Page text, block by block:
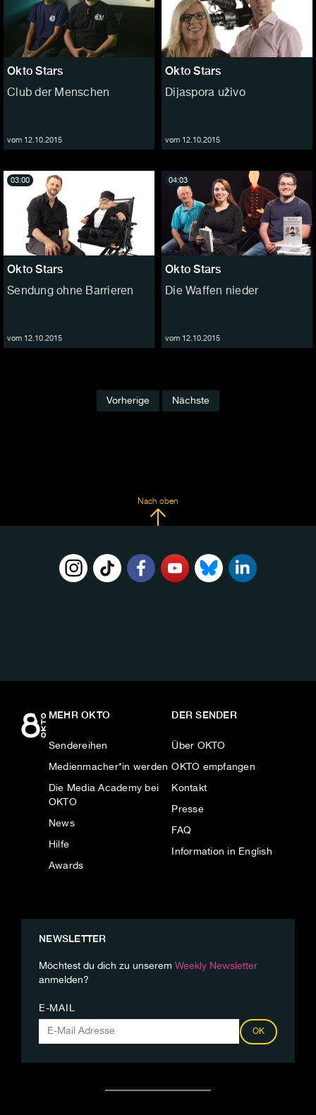
Okto Stars
Club der Menschen
vom 12.10.2015
Okto Stars
Dijaspora uživo
vom 12.10.2015
Okto Stars
Sendung ohne Barrieren
vom 12.10.2015
03:00
Okto Stars
Die Waffen nieder
vom 12.10.2015
04:03
Vorherige Nächste
Nach oben
MEHR OKTO
Sendereihen
Medienmacher*in werden
Die Media Academy bei
OKTO
News
Hilfe
Awards
DER SENDER
Über OKTO
OKTO empfangen
Kontakt
Presse
FAQ
Information in English
NEWSLETTER
Möchtest du dich zu unserem Weekly Newsletter
anmelden?
E-MAIL
OK